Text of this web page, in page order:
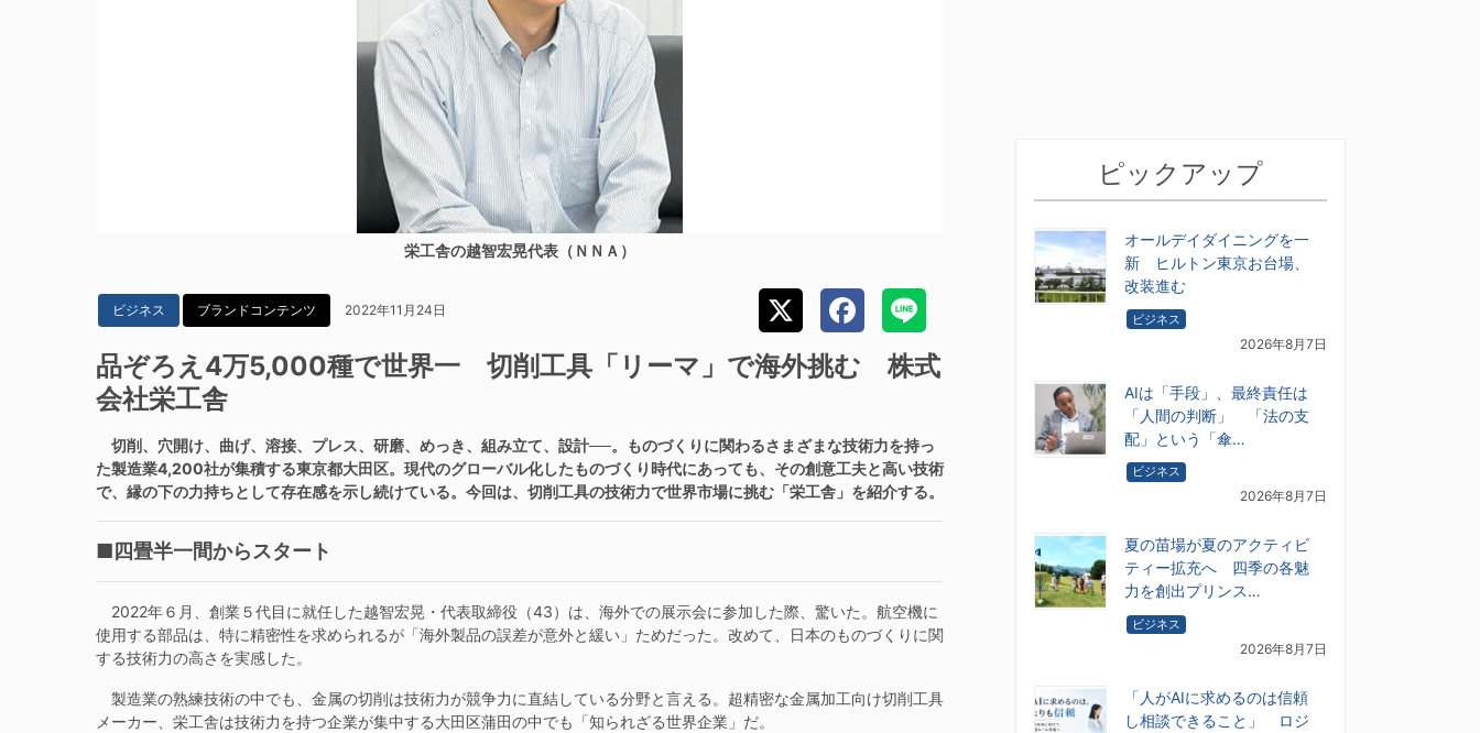
栄工舎の越智宏晃代表（ＮＮＡ）
ビジネス ブランドコンテンツ 2022年11月24日
品ぞろえ4万5,000種で世界一 切削工具「リーマ」で海外挑む 株式
会社栄工舎
切削、穴開け、曲げ、溶接、プレス、研磨、めっき、組み立て、設計──。ものづくりに関わるさまざまな技術力を持っ
た製造業4,200社が集積する東京都大田区。現代のグローバル化したものづくり時代にあっても、その創意工夫と高い技術
で、縁の下の力持ちとして存在感を示し続けている。今回は、切削工具の技術力で世界市場に挑む「栄工舎」を紹介する。
■四畳半一間からスタート
2022年６月、創業５代目に就任した越智宏晃・代表取締役（43）は、海外での展示会に参加した際、驚いた。航空機に
使用する部品は、特に精密性を求められるが「海外製品の誤差が意外と緩い」ためだった。改めて、日本のものづくりに関
する技術力の高さを実感した。
製造業の熟練技術の中でも、金属の切削は技術力が競争力に直結している分野と言える。超精密な金属加工向け切削工具
メーカー、栄工舎は技術力を持つ企業が集中する大田区蒲田の中でも「知られざる世界企業」だ。
ピックアップ
オールデイダイニングを一
新 ヒルトン東京お台場、
改装進む
ビジネス
2026年8月7日
AIは「手段」、最終責任は
「人間の判断」 「法の支
配」という「傘…
ビジネス
2026年8月7日
夏の苗場が夏のアクティビ
ティー拡充へ 四季の各魅
力を創出プリンス…
ビジネス
2026年8月7日
「人がAIに求めるのは信頼
し相談できること」 ロジ